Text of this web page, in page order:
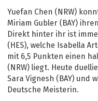
Yuefan Chen (NRW)
Miriam Gubler (BAY)
Direkt hinter ihr ist
(HES), welche Isabella
mit 6,5 Punkten einen
(NRW) liegt. Heute
Sara Vignesh (BAY) und
Deutsche Meisterin.